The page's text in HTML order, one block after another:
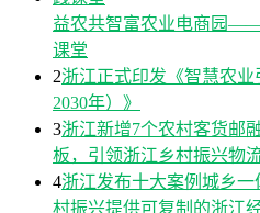
益农共智富农业电商园
课堂
2浙江正式印发《智慧农
2030年）》
3浙江新增7个农村客货邮
板，引领浙江乡村振兴物
4浙江发布十大案例城乡
村振兴提供可复制的浙江